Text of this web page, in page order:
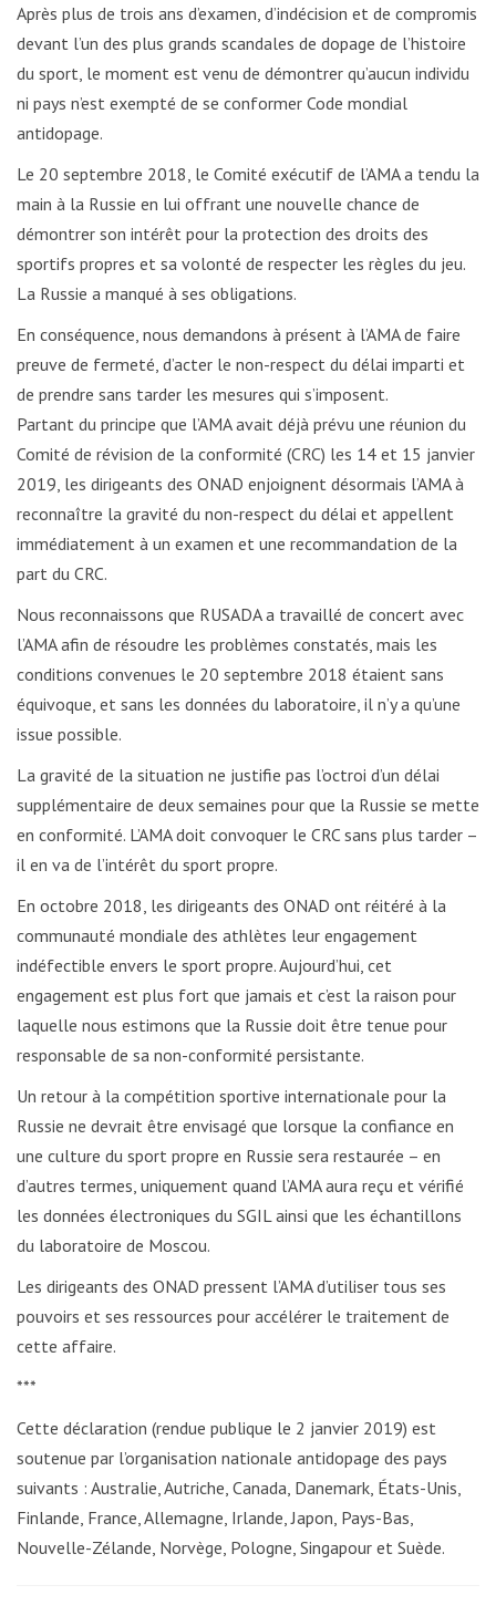
Après plus de trois ans d’examen, d’indécision et de compromis
devant l’un des plus grands scandales de dopage de l’histoire
du sport, le moment est venu de démontrer qu’aucun individu
ni pays n’est exempté de se conformer Code mondial
antidopage.
Le 20 septembre 2018, le Comité exécutif de l’AMA a tendu la
main à la Russie en lui offrant une nouvelle chance de
démontrer son intérêt pour la protection des droits des
sportifs propres et sa volonté de respecter les règles du jeu.
La Russie a manqué à ses obligations.
En conséquence, nous demandons à présent à l’AMA de faire
preuve de fermeté, d’acter le non-respect du délai imparti et
de prendre sans tarder les mesures qui s’imposent.
Partant du principe que l’AMA avait déjà prévu une réunion du
Comité de révision de la conformité (CRC) les 14 et 15 janvier
2019, les dirigeants des ONAD enjoignent désormais l’AMA à
reconnaître la gravité du non-respect du délai et appellent
immédiatement à un examen et une recommandation de la
part du CRC.
Nous reconnaissons que RUSADA a travaillé de concert avec
l’AMA afin de résoudre les problèmes constatés, mais les
conditions convenues le 20 septembre 2018 étaient sans
équivoque, et sans les données du laboratoire, il n’y a qu’une
issue possible.
La gravité de la situation ne justifie pas l’octroi d’un délai
supplémentaire de deux semaines pour que la Russie se mette
en conformité. L’AMA doit convoquer le CRC sans plus tarder –
il en va de l’intérêt du sport propre.
En octobre 2018, les dirigeants des ONAD ont réitéré à la
communauté mondiale des athlètes leur engagement
indéfectible envers le sport propre. Aujourd’hui, cet
engagement est plus fort que jamais et c’est la raison pour
laquelle nous estimons que la Russie doit être tenue pour
responsable de sa non-conformité persistante.
Un retour à la compétition sportive internationale pour la
Russie ne devrait être envisagé que lorsque la confiance en
une culture du sport propre en Russie sera restaurée – en
d’autres termes, uniquement quand l’AMA aura reçu et vérifié
les données électroniques du SGIL ainsi que les échantillons
du laboratoire de Moscou.
Les dirigeants des ONAD pressent l’AMA d’utiliser tous ses
pouvoirs et ses ressources pour accélérer le traitement de
cette affaire.
***
Cette déclaration (rendue publique le 2 janvier 2019) est
soutenue par l’organisation nationale antidopage des pays
suivants : Australie, Autriche, Canada, Danemark, États-Unis,
Finlande, France, Allemagne, Irlande, Japon, Pays-Bas,
Nouvelle-Zélande, Norvège, Pologne, Singapour et Suède.